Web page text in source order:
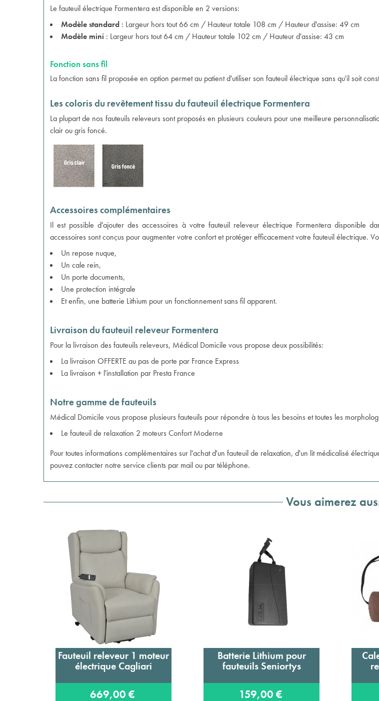
Le fauteuil électrique Formentera est disponible en 2 versions:
Modèle standard : Largeur hors tout 66 cm / Hauteur totale 108 cm / Hauteur d'assise: 49 cm
Modèle mini : Largeur hors tout 64 cm / Hauteur totale 102 cm / Hauteur d'assise: 43 cm
Fonction sans fil
La fonction sans fil proposée en option permet au patient d'utiliser son fauteuil électrique sans qu'il soit
Les coloris du revêtement tissu du fauteuil électrique Formentera
La plupart de nos fauteuils releveurs sont proposés en plusieurs couleurs pour une meilleure
clair ou gris foncé.
Accessoires complémentaires
Il est possible d'ajouter des accessoires à votre fauteuil releveur électrique Formentera disponible
accessoires sont conçus pour augmenter votre confort et protéger efficacement votre fauteuil électrique.
Un repose nuque,
Un cale rein,
Un porte documents,
Une protection intégrale
Et enfin, une batterie Lithium pour un fonctionnement sans fil apparent.
Livraison du fauteuil releveur Formentera
Pour la livraison des fauteuils releveurs, Médical Domicile vous propose deux possibilités:
La livraison OFFERTE au pas de porte par France Express
La livraison + l'installation par Presta France
Notre gamme de fauteuils
Médical Domicile vous propose plusieurs fauteuils pour répondre à tous les besoins et toutes les
Le fauteuil de relaxation 2 moteurs Confort Moderne
Pour toutes informations complémentaires sur l'achat d'un fauteuil de relaxation, d'un lit médicalisé
pouvez contacter notre service clients par mail ou par téléphone.
Vous aimerez
Ajouter au panier
Fauteuil releveur 1 moteur
électrique Cagliari
669,00 €
Ajouter au panier
Batterie Lithium pour
fauteuils Seniortys
159,00 €